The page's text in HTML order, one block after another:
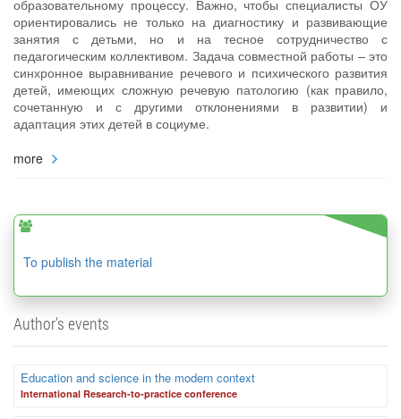
образовательному процессу. Важно, чтобы специалисты ОУ
ориентировались не только на диагностику и развивающие
занятия с детьми, но и на тесное сотрудничество с
педагогическим коллективом. Задача совместной работы – это
синхронное выравнивание речевого и психического развития
детей, имеющих сложную речевую патологию (как правило,
сочетанную и с другими отклонениями в развитии) и
адаптация этих детей в социуме.
more
To publish the material
Author's events
Education and science in the modern context
International Research-to-practice conference